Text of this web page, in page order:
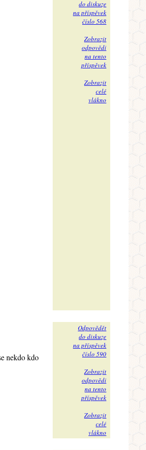
do diskuze
na příspěvek
číslo 568
Zobrazit
odpovědi
na tento
příspěvek
Zobrazit
celé
vlákno
nekdo kdo
Odpovědět
do diskuze
na příspěvek
číslo 590
Zobrazit
odpovědi
na tento
příspěvek
Zobrazit
celé
vlákno